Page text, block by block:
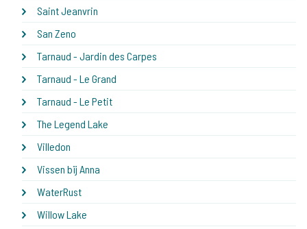
Saint Jeanvrin
San Zeno
Tarnaud - Jardin des Carpes
Tarnaud - Le Grand
Tarnaud - Le Petit
The Legend Lake
Villedon
Vissen bij Anna
WaterRust
Willow Lake